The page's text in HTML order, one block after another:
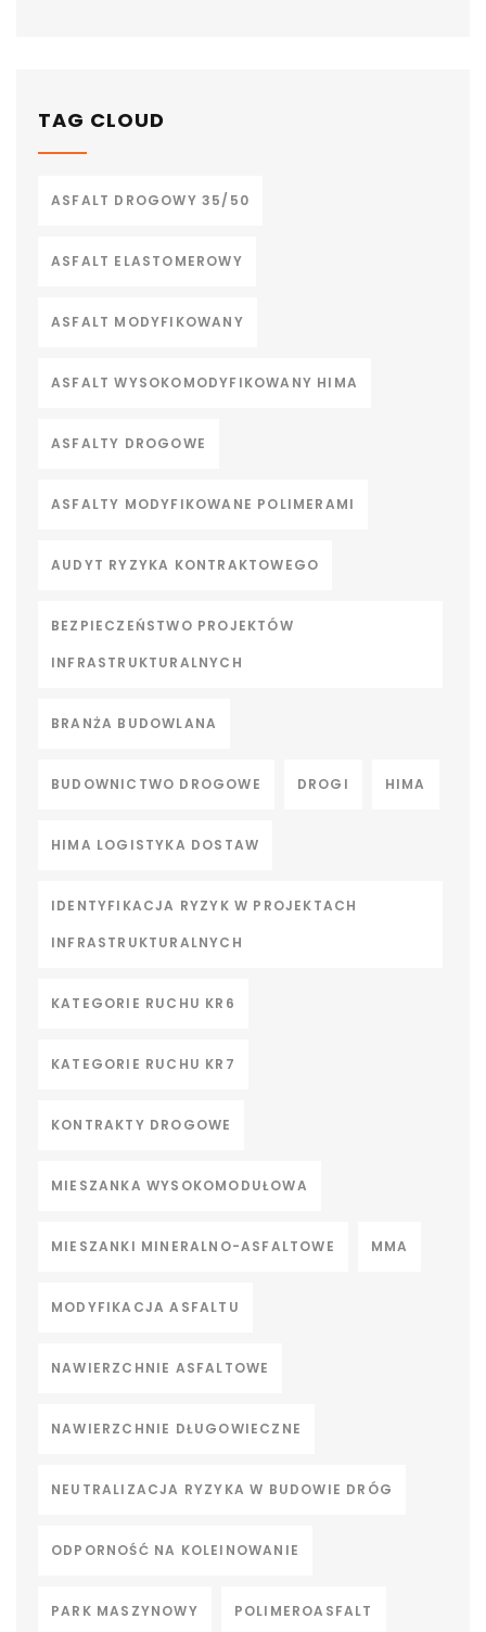
TAG CLOUD
ASFALT DROGOWY 35/50
ASFALT ELASTOMEROWY
ASFALT MODYFIKOWANY
ASFALT WYSOKOMODYFIKOWANY HIMA
ASFALTY DROGOWE
ASFALTY MODYFIKOWANE POLIMERAMI
AUDYT RYZYKA KONTRAKTOWEGO
BEZPIECZEŃSTWO PROJEKTÓW
INFRASTRUKTURALNYCH
BRANŻA BUDOWLANA
BUDOWNICTWO DROGOWE DROGI HIMA
HIMA LOGISTYKA DOSTAW
IDENTYFIKACJA RYZYK W PROJEKTACH
INFRASTRUKTURALNYCH
KATEGORIE RUCHU KR6
KATEGORIE RUCHU KR7
KONTRAKTY DROGOWE
MIESZANKA WYSOKOMODUŁOWA
MIESZANKI MINERALNO-ASFALTOWE MMA
MODYFIKACJA ASFALTU
NAWIERZCHNIE ASFALTOWE
NAWIERZCHNIE DŁUGOWIECZNE
NEUTRALIZACJA RYZYKA W BUDOWIE DRÓG
ODPORNOŚĆ NA KOLEINOWANIE
PARK MASZYNOWY POLIMEROASFALT